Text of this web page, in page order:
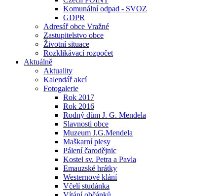
Komunální odpad - SVOZ
GDPR
Adresář obce Vražné
Zastupitelstvo obce
Životní situace
Rozklikávací rozpočet
Aktuálně
Aktuality
Kalendář akcí
Fotogalerie
Rok 2017
Rok 2016
Rodný dům J. G. Mendela
Slavnosti obce
Muzeum J.G.Mendela
Maškarní plesy
Pálení čarodějnic
Kostel sv. Petra a Pavla
Emauzské hrátky
Westernové klání
Včelí studánka